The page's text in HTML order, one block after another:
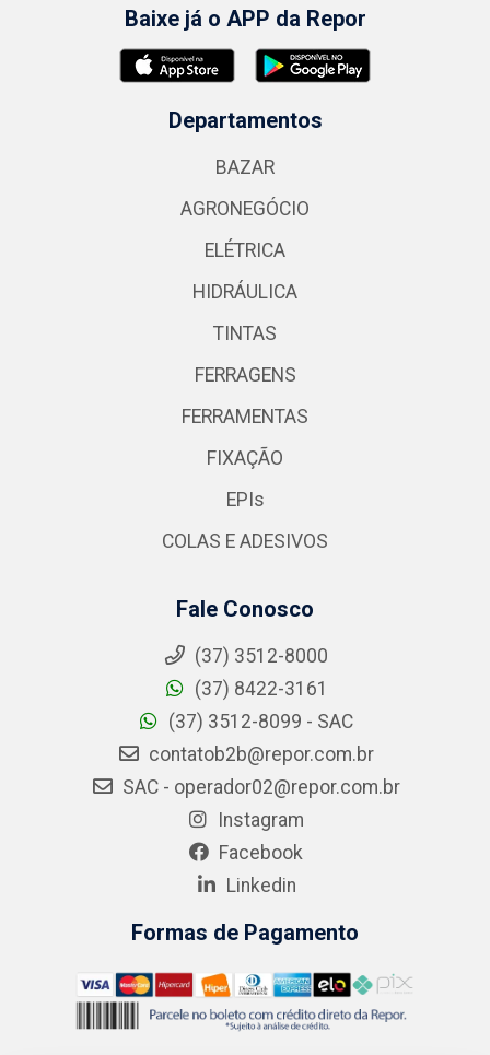
Baixe já o APP da Repor
Departamentos
BAZAR
AGRONEGÓCIO
ELÉTRICA
HIDRÁULICA
TINTAS
FERRAGENS
FERRAMENTAS
FIXAÇÃO
EPIs
COLAS E ADESIVOS
Fale Conosco
(37) 3512-8000
(37) 8422-3161
(37) 3512-8099 - SAC
contatob2b@repor.com.br
SAC - operador02@repor.com.br
Instagram
Facebook
Linkedin
Formas de Pagamento